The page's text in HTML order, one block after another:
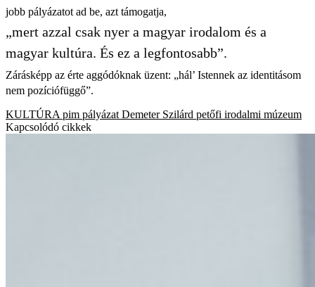
jobb pályázatot ad be, azt támogatja,
„mert azzal csak nyer a magyar irodalom és a
magyar kultúra. És ez a legfontosabb”.
Zárásképp az érte aggódóknak üzent: „hál’ Istennek az identitásom
nem pozíciófüggő”.
KULTÚRA pim pályázat Demeter Szilárd petőfi irodalmi múzeum
Kapcsolódó cikkek